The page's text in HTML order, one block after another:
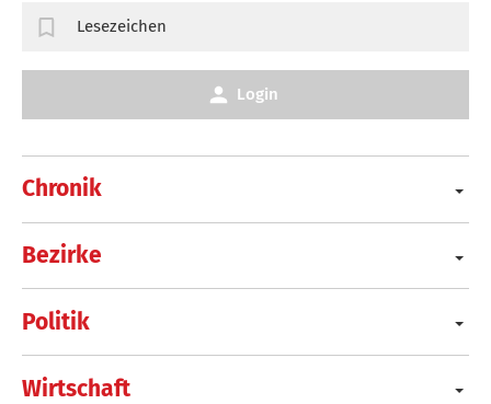
Chronik
Bezirke
Politik
Wirtschaft
Lesezeichen
Login